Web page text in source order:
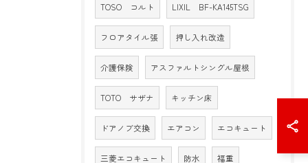
TOSO コルト LIXIL BF-KA145TSG
フロアタイル張 押し入れ改造
介護保険 アスファルトシングル屋根
TOTO サザナ キッチン床
ドアノブ交換 エアコン エコキュート
三菱エコキュート 防水 福重